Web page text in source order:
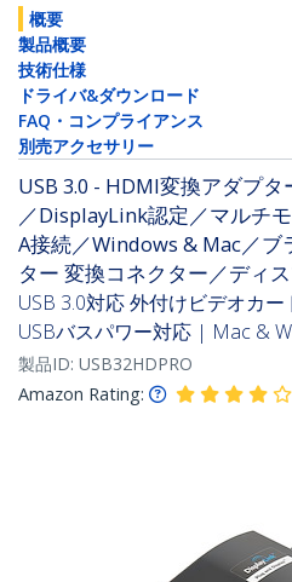
概要
製品概要
技術仕様
ドライバ&ダウンロード
FAQ・コンプライアンス
別売アクセサリー
USB 3.0 - HDMI変換アダプタ
／DisplayLink認定／マルチ
A接続／Windows & Mac／ブ
ター 変換コネクター／ディ
USB 3.0対応 外付けビデオカ
USBバスパワー対応 | Mac &
製品ID: USB32HDPRO
Amazon Rating: